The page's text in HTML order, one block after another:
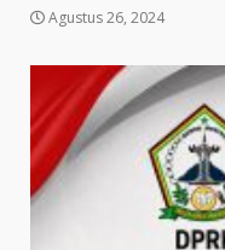
Agustus 26, 2024